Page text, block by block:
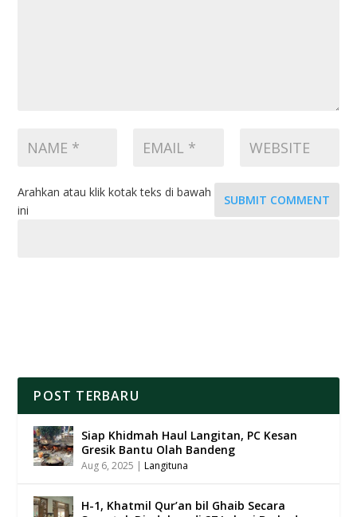
SUBMIT COMMENT
Arahkan atau klik kotak teks di bawah
ini
POST TERBARU
Siap Khidmah Haul Langitan, PC Kesan
Gresik Bantu Olah Bandeng
Aug 6, 2025 |Langituna
H-1, Khatmil Qur’an bil Ghaib Secara